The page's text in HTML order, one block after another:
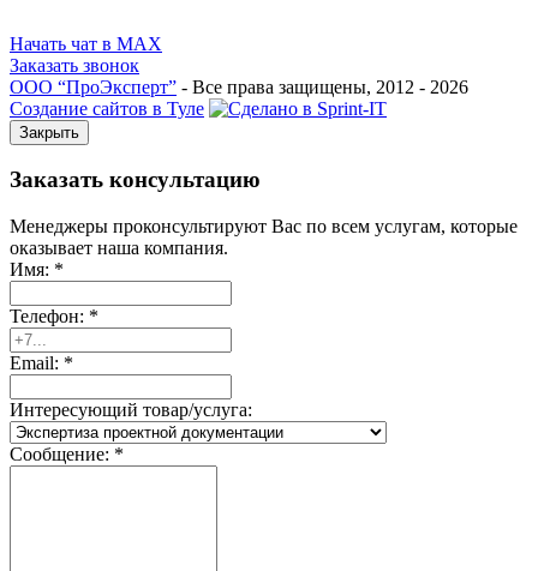
Начать чат в MAX
Заказать звонок
ООО “ПроЭксперт” - Все права защищены, 2012 - 2026
Создание сайтов в Туле
Закрыть
Заказать консультацию
Менеджеры проконсультируют Вас по всем услугам, которые
оказывает наша компания.
Имя: *
Телефон: *
Email: *
Интересующий товар/услуга:
Сообщение: *